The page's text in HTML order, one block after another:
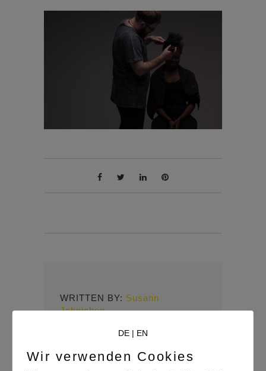
WRITTEN BY: Susann
Jehnichen
Mitverwalterin und Kontaktperson des
DE| EN
Wir verwenden Cookies